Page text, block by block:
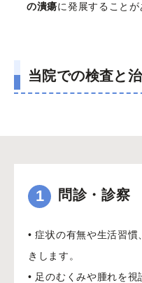
の潰瘍に発展することが
当院での検査と
1 問診・診察
• 症状の有無や生活習
きします。
• 足のむくみや腫れを